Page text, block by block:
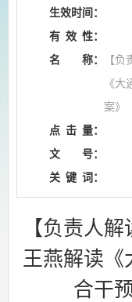
生效时间：
有 效 性：
名
称：
【
《
案》
点 击 量：
文
号：
关 键 词：
【负责人
王燕解读《
合干